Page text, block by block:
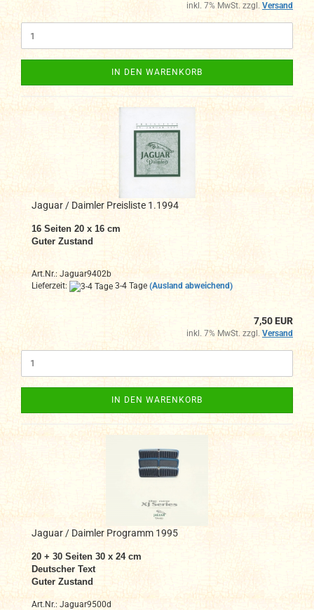
inkl. 7% MwSt. zzgl. Versand
IN DEN WARENKORB
Jaguar / Daimler Preisliste 1.1994
16 Seiten 20 x 16 cm
Guter Zustand
Art.Nr.: Jaguar9402b
Lieferzeit:
3-4 Tage (Ausland abweichend)
7,50 EUR
inkl. 7% MwSt. zzgl. Versand
IN DEN WARENKORB
Jaguar / Daimler Programm 1995
20 + 30 Seiten 30 x 24 cm
Deutscher Text
Guter Zustand
Art.Nr.: Jaguar9500d